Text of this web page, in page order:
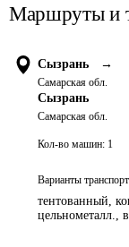
Маршруты и
Сызрань →
Самарская обл.
Сызрань
Самарская обл.
Кол-во машин: 1
Варианты
тентованный,
цельнометалл.,